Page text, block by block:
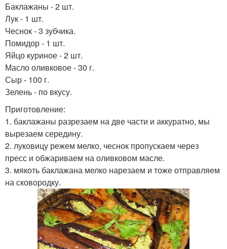
Баклажаны - 2 шт.
Лук - 1 шт.
Чеснок - 3 зубчика.
Помидор - 1 шт.
Яйцо куриное - 2 шт.
Масло оливковое - 30 г.
Сыр - 100 г.
Зелень - по вкусу.
Приготовление:
1. баклажаны разрезаем на две части и аккуратно, мы
вырезаем середину.
2. луковицу режем мелко, чеснок пропускаем через
пресс и обжариваем на оливковом масле.
3. мякоть баклажана мелко нарезаем и тоже отправляем
на сковородку.